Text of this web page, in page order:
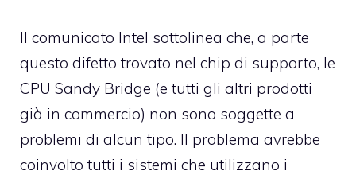
Il comunicato Intel sottolinea che, a parte
questo difetto trovato nel chip di supporto, le
CPU Sandy Bridge (e tutti gli altri prodotti
già in commercio) non sono soggette a
problemi di alcun tipo. Il problema avrebbe
coinvolto tutti i sistemi che utilizzano i